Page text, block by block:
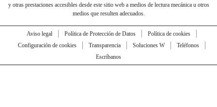
y otras prestaciones accesibles desde este sitio web a medios de lectura mecánica u otros
medios que resulten adecuados.
Aviso legal Política de Protección de Datos
Política de cookies
Configuración de cookies
Transparencia Soluciones W
Teléfonos
Escríbanos